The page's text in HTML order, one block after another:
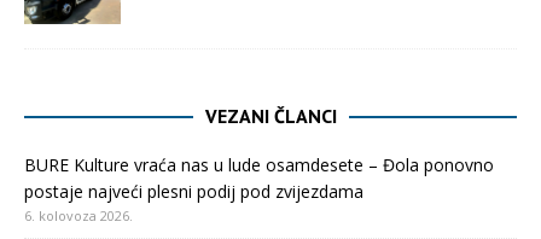
VEZANI ČLANCI
BURE Kulture vraća nas u lude osamdesete – Đola ponovno
postaje najveći plesni podij pod zvijezdama
6. kolovoza 2026.